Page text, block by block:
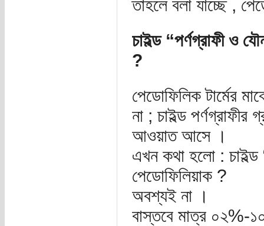
তাহলে বলা যাচ্ছে ,
চাইল্ড “পর্ণগ্রাফী ও
?
পেডোফিলিক টার্মের
না ; চাইল্ড
আওয়াত আসে ।
এখন কথা হলো : চাইল্ড
পেডোফিলিয়াক ?
অবশ্যই না ।
বাস্তবে মাত্র ০২%-